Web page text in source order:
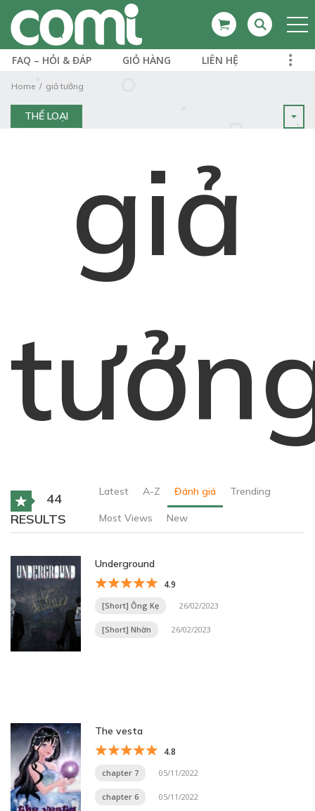
FAQ – HỎI & ĐÁP GIỎ HÀNG LIÊN HỆ
Home giả tưởng
THỂ LOẠI
giả
44
RESULTS
Latest A-Z Đánh giá Trending
Most Views New
Underground
4.9
[Short] Ông Kẹ 26/02/2023
[Short] Nhờn 26/02/2023
The vesta
4.8
chapter 7 05/11/2022
chapter 6 05/11/2022